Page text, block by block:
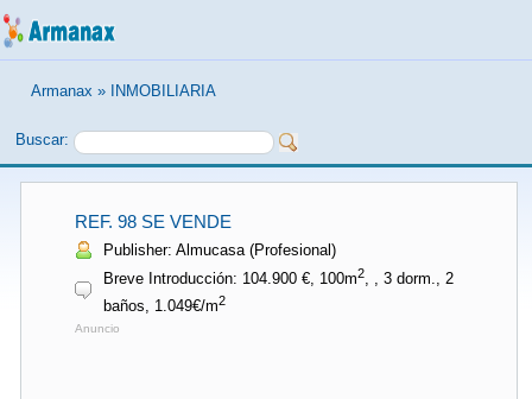
Armanax » INMOBILIARIA
Buscar:
REF. 98 SE VENDE
Publisher: Almucasa (Profesional)
Breve Introducción: 104.900 €, 100m2, , 3 dorm., 2
baños, 1.049€/m2
Anuncio